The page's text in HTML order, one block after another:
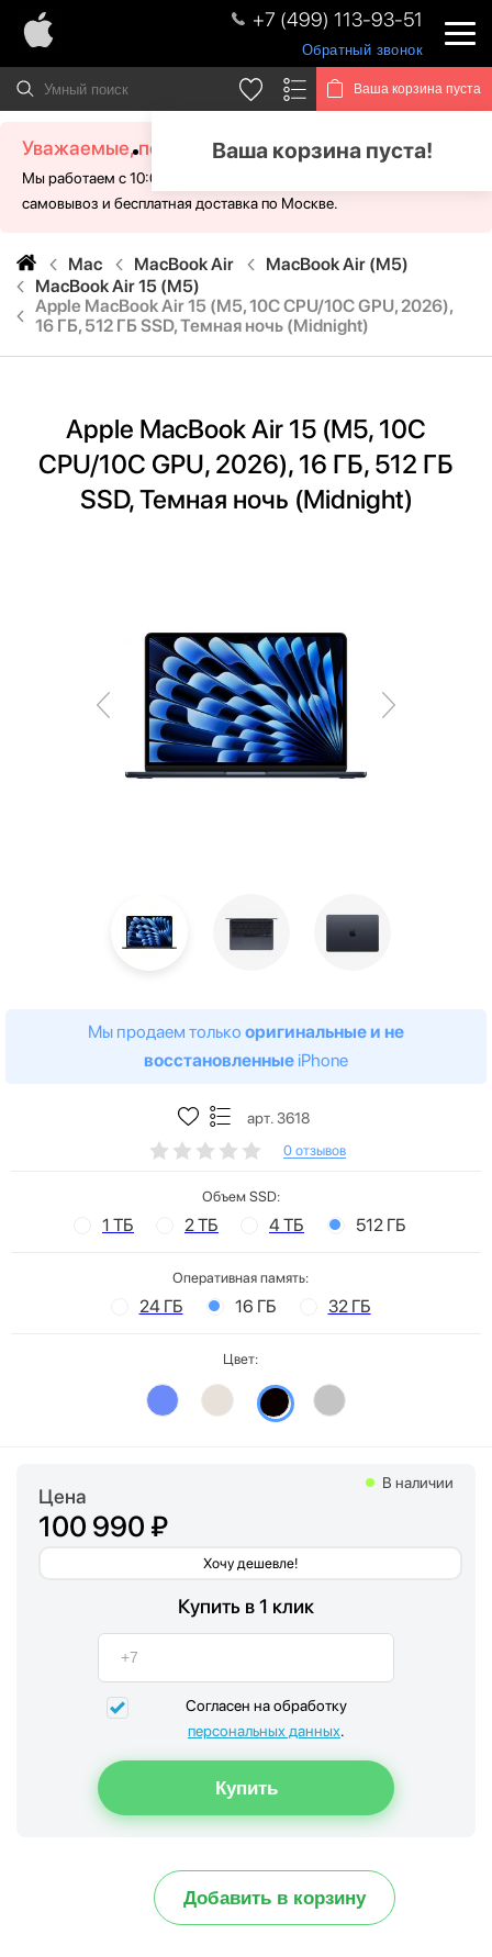
+7 (499) 113-93-51
Обратный звонок
Ваша корзина пуста
Ваша корзина пуста!
Уважаемые, посетители!
Мы работаем с 10:00 - 21:00 без выходных. Для Вас доступен
самовывоз и бесплатная доставка по Москве.
Mac MacBook Air
MacBook Air (M5)
MacBook Air 15 (M5)
Apple MacBook Air 15 (M5, 10C CPU/10C GPU, 2026),
16 ГБ, 512 ГБ SSD, Темная ночь (Midnight)
Apple MacBook Air 15 (M5, 10C
CPU/10C GPU, 2026), 16 ГБ, 512 ГБ
SSD, Темная ночь (Midnight)
Мы продаем только оригинальные и не
восстановленные iPhone
арт. 3618
0 отзывов
Объем SSD:
1 ТБ 2 ТБ 4 ТБ 512 ГБ
Оперативная память:
24 ГБ 16 ГБ 32 ГБ
Цвет:
Цена
100 990 ₽
Хочу дешевле!
В наличии
Купить в 1 клик
Согласен на обработку
персональных данных.
Добавить в корзину